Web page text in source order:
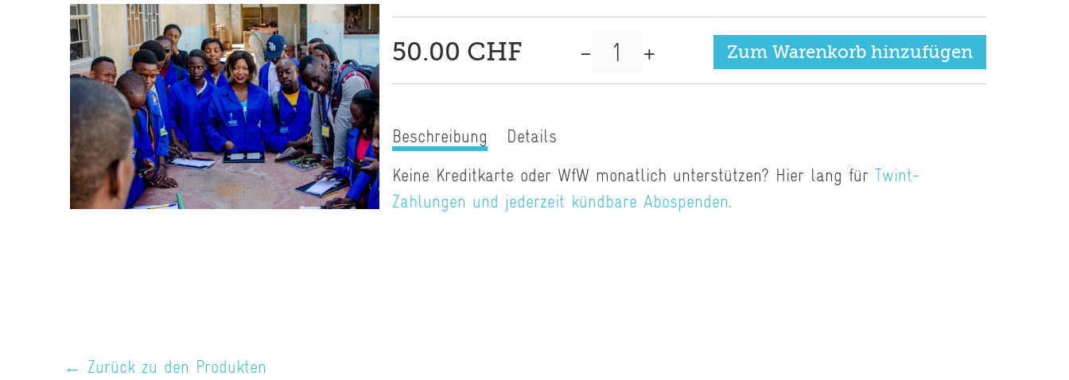
50.00 CHF - +
Beschreibung
Details
Keine Kreditkarte oder WfW monatlich unterstützen? Hier lang fürTwint-
Zahlungen und jederzeit kündbare Abospenden.
← Zurück zu den Produkten